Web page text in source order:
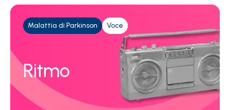
Malattia di Parkinson Voce
Ritmo